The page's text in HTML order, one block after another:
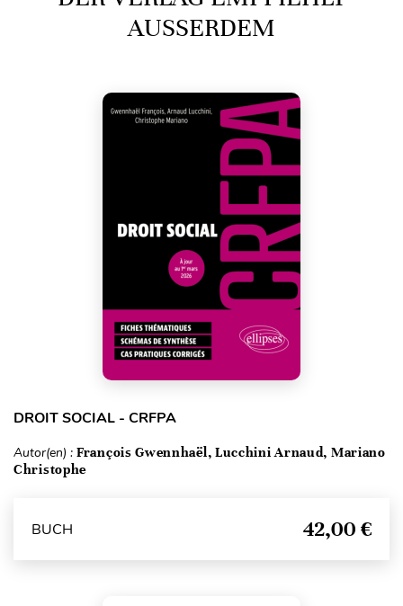
AUSSERDEM
DROIT SOCIAL - CRFPA
Autor(en) : François Gwennhaël, Lucchini Arnaud, Mariano
Christophe
BUCH 42,00 €